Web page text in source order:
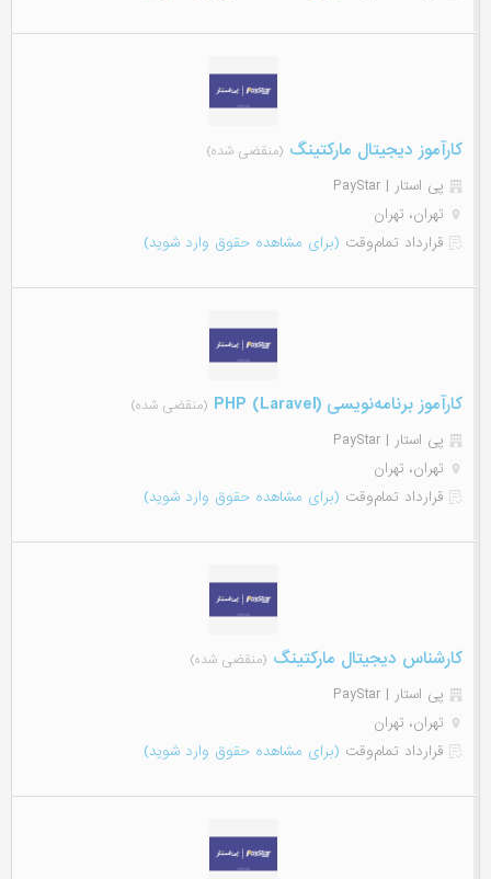
کارآموز دیجیتال مارکتینگ (منقضی شده)
پی استار | PayStar
تهران، تهران
قرارداد تمام‌وقت (برای مشاهده حقوق وارد شوید)
کارآموز برنامه‌نویسی (PHP (Laravel (منقضی شده)
پی استار | PayStar
تهران، تهران
قرارداد تمام‌وقت (برای مشاهده حقوق وارد شوید)
کارشناس دیجیتال مارکتینگ (منقضی شده)
پی استار | PayStar
تهران، تهران
قرارداد تمام‌وقت (برای مشاهده حقوق وارد شوید)